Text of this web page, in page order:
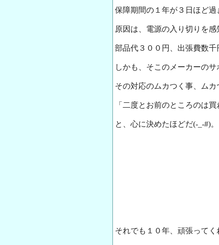
保障期間の１年が３日ほど
原因は、電源の入り切りを
部品代３００円、出張費数
しかも、そこのメーカーの
その対応のムカつく事、ムカ
「二度とお前のところのは
と、心に決めたほどだ(-_-#)。
それでも１０年、頑張って